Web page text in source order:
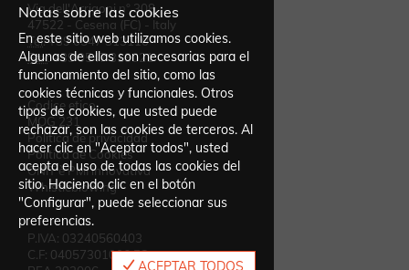
Via dell'Arrigoni n° 308
47522 - Cesena (FC) - Italy
Tel:+39 0547 313110
Fax:+39 0547 318021
Codice etico
MOG 231
Política de privacidad
Política de Cookies
ONIT è PMI innovativa
Whistleblowing
P.IVA: 03240560403
C.F: 04057301006 FC
Notas sobre las cookies
En este sitio web utilizamos cookies.
Algunas de ellas son necesarias para el
funcionamiento del sitio, como las
cookies técnicas y funcionales. Otros
tipos de cookies, que usted puede
rechazar, son las cookies de terceros. Al
hacer clic en "Aceptar todos", usted
acepta el uso de todas las cookies del
sitio. Haciendo clic en el botón
"Configurar", puede seleccionar sus
preferencias.
ACEPTAR TODOS